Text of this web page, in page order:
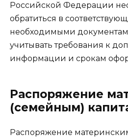
Российской Федерации
обратиться в
необходимыми
учитывать требования к
информации и срокам
Распоряжение
(семейным)
Распоряжение